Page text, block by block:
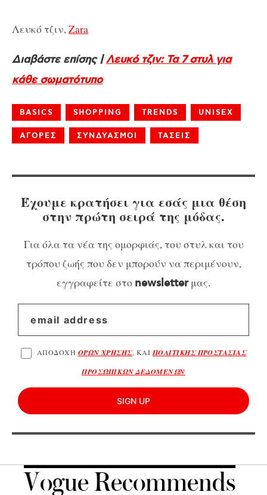
Λευκό τζιν,Zara
Διαβάστε επίσης |Λευκό τζιν: Τα 7 στυλ για
κάθε σωματότυπο
BASICS SHOPPING TRENDS UNISEX
ΑΓΟΡΕΣ ΣΥΝΔΥΑΣΜΟΙ ΤΑΣΕΙΣ
Έχουμε κρατήσει για εσάς μια θέση
στην πρώτη σειρά της μόδας.
Για όλα τα νέα της ομορφιάς, του στυλ και του
τρόπου ζωής που δεν μπορούν να περιμένουν,
εγγραφείτε στο newsletterμας.
ΑΠΟΔΟΧΗ ΟΡΩΝ ΧΡΗΣΗΣ, ΚΑΙ ΠΟΛΙΤΙΚΗΣ ΠΡΟΣΤΑΣΙΑΣ
ΠΡΟΣΩΠΙΚΩΝ ΔΕΔΟΜΕΝΩΝ
SIGN UP
Vogue Recommends